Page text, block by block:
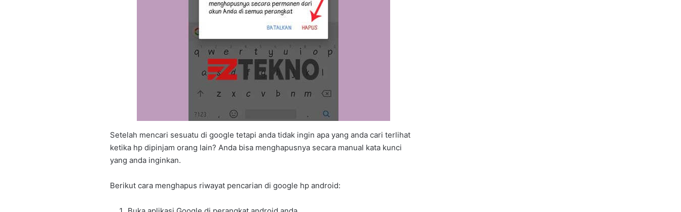
Setelah mencari sesuatu di google tetapi anda tidak ingin apa yang anda cari terlihat
ketika hp dipinjam orang lain? Anda bisa menghapusnya secara manual kata kunci
yang anda inginkan.
Berikut cara menghapus riwayat pencarian di google hp android: